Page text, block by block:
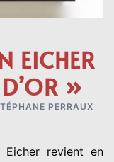
EICHER
»
PERRAUX
Eicher revient en